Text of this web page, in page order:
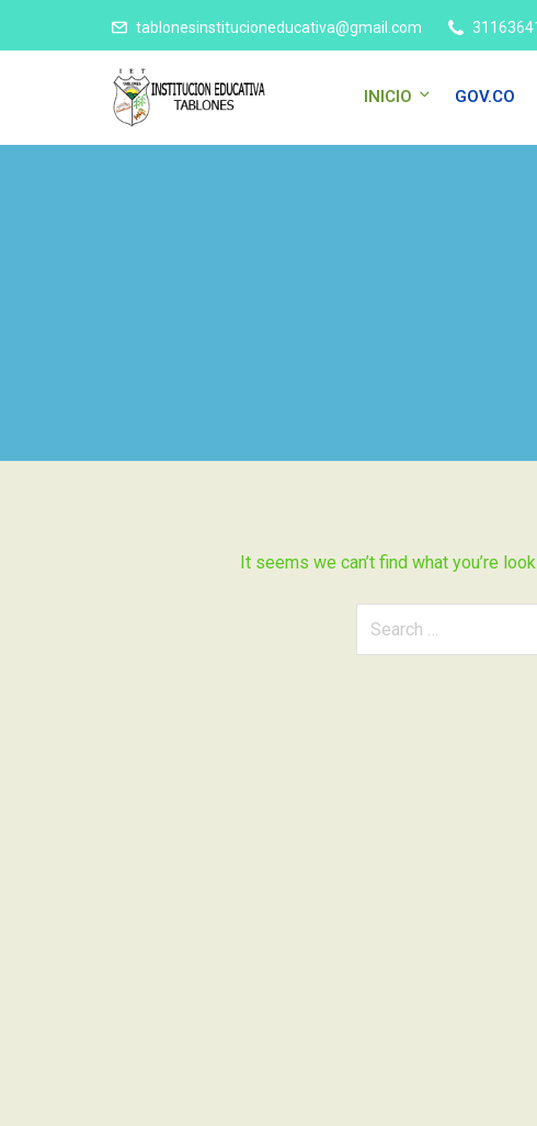
tablonesinstitucioneducativa@gmail.com
INICIO GOV.CO
It seems we can’t find what you’re